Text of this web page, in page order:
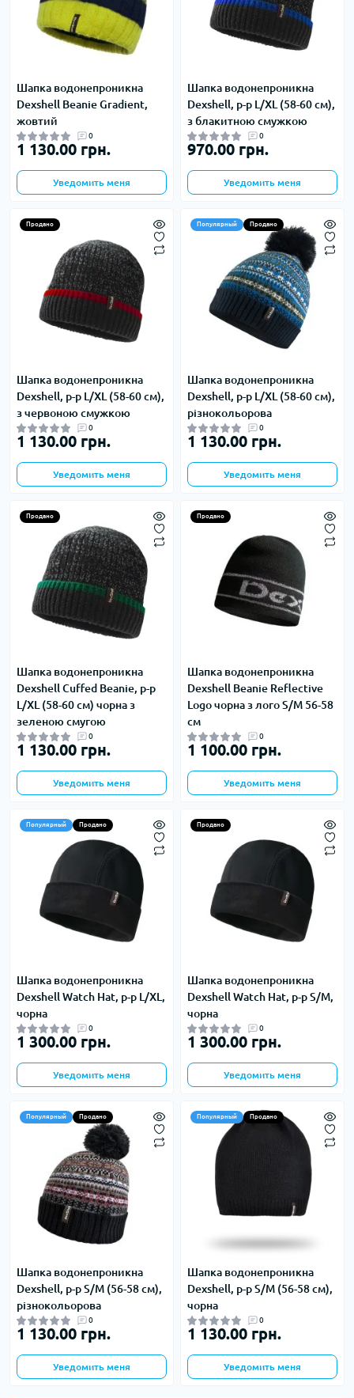
Шапка водонепроникна
Dexshell Beanie Gradient,
жовтий
0
1 130.00 грн.
Уведомить меня
Шапка водонепроникна
Dexshell, р-р L/XL (58-60 см),
з блакитною смужкою
0
970.00 грн.
Уведомить меня
Продано
Шапка водонепроникна
Dexshell, р-р L/XL (58-60 см),
з червоною смужкою
0
1 130.00 грн.
Уведомить меня
Популярный Продано
Шапка водонепроникна
Dexshell, р-р L/XL (58-60 см),
різнокольорова
0
1 130.00 грн.
Уведомить меня
Продано
Шапка водонепроникна
Dexshell Cuffed Beanie, р-р
L/XL (58-60 см) чорна з
зеленою смугою
0
1 130.00 грн.
Уведомить меня
Продано
Шапка водонепроникна
Dexshell Beanie Reflective
Logo чорна з лого S/M 56-58
см
0
1 100.00 грн.
Уведомить меня
Популярный Продано
Шапка водонепроникна
Dexshell Watch Hat, р-р L/XL,
чорна
0
1 300.00 грн.
Уведомить меня
Продано
Шапка водонепроникна
Dexshell Watch Hat, р-р S/M,
чорна
0
1 300.00 грн.
Уведомить меня
Популярный Продано
Шапка водонепроникна
Dexshell, р-р S/M (56-58 см),
різнокольорова
0
1 130.00 грн.
Уведомить меня
Популярный Продано
Шапка водонепроникна
Dexshell, р-р S/M (56-58 см),
чорна
0
1 130.00 грн.
Уведомить меня